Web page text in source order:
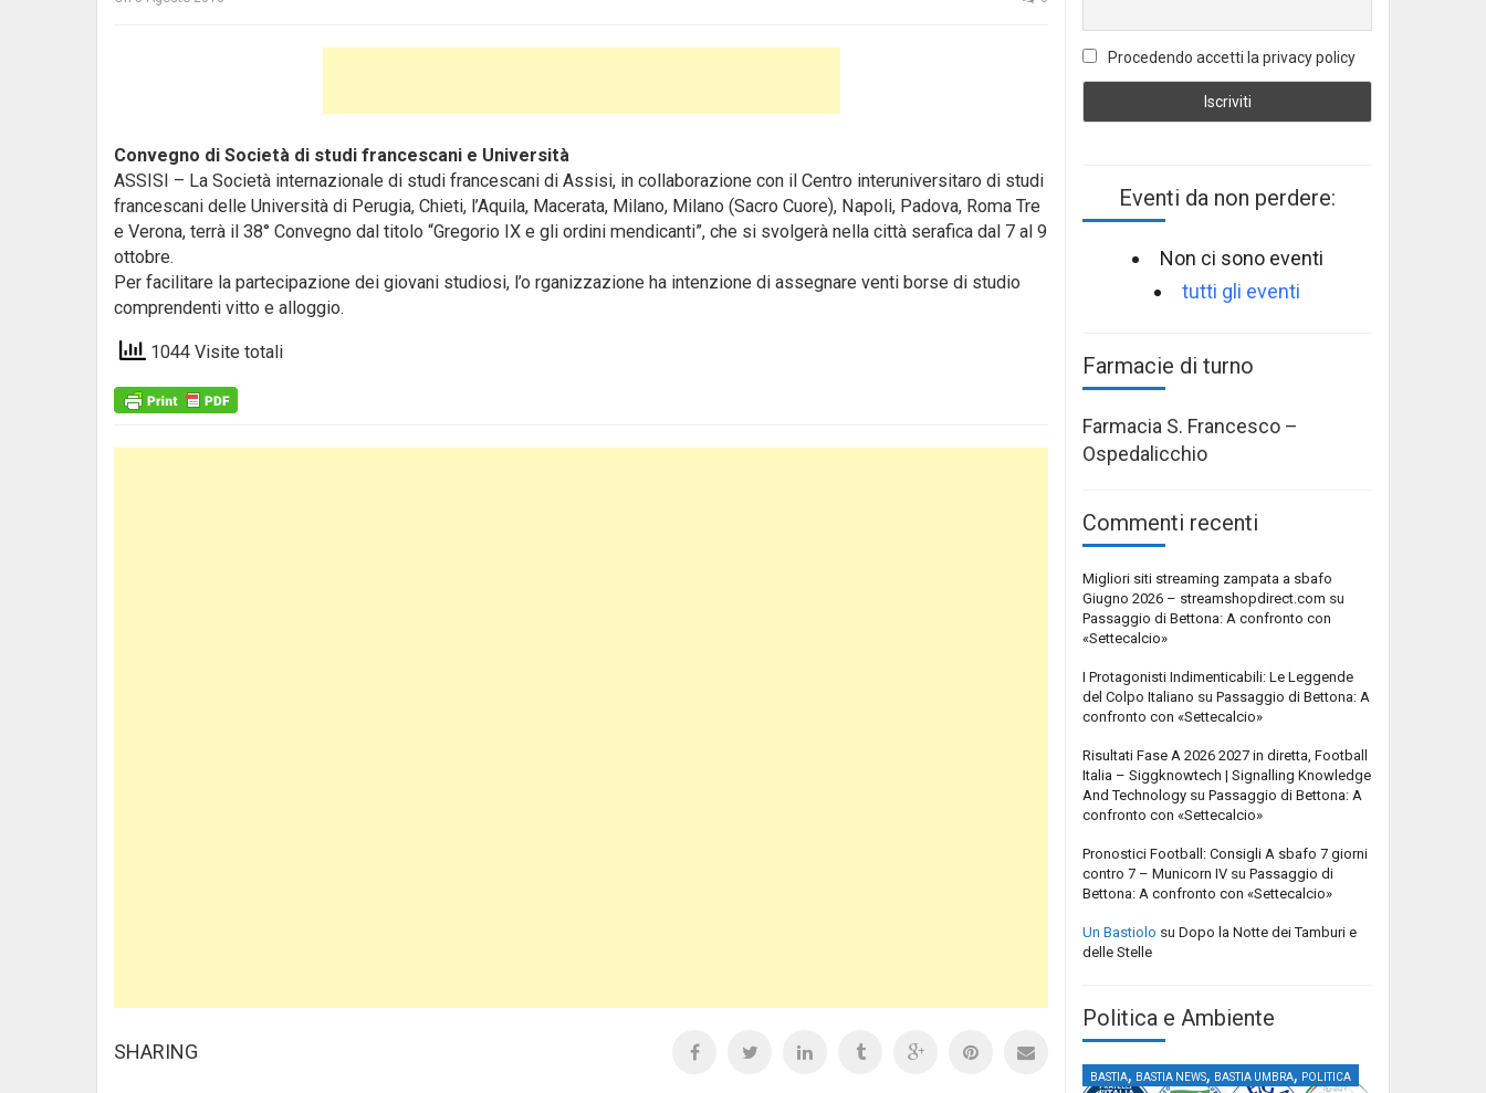
Convegno di Società di studi francescani e Università
ASSISI – La Società internazionale di studi francescani di Assisi, in collaborazione con il Centro interuniversitaro di studi
francescani delle Università di Perugia, Chieti, l’Aquila, Macerata, Milano, Milano (Sacro Cuore), Napoli, Padova, Roma Tre
e Verona, terrà il 38° Convegno dal titolo “Gregorio IX e gli ordini mendicanti”, che si svolgerà nella città serafica dal 7 al 9
ottobre.
Per facilitare la partecipazione dei giovani studiosi, l’o rganizzazione ha intenzione di assegnare venti borse di studio
comprendenti vitto e alloggio.
1044 Visite totali
SHARING
Procedendo accetti la privacy policy
Eventi da non perdere:
Non ci sono eventi
tutti gli eventi
Farmacie di turno
Farmacia S. Francesco –
Ospedalicchio
Commenti recenti
Migliori siti streaming zampata a sbafo
Giugno 2026 – streamshopdirect.com su
Passaggio di Bettona: A confronto con
«Settecalcio»
I Protagonisti Indimenticabili: Le Leggende
del Colpo Italiano su Passaggio di Bettona: A
confronto con «Settecalcio»
Risultati Fase A 2026 2027 in diretta, Football
Italia – Siggknowtech | Signalling Knowledge
And Technology su Passaggio di Bettona: A
confronto con «Settecalcio»
Pronostici Football: Consigli A sbafo 7 giorni
contro 7 – Municorn IV su Passaggio di
Bettona: A confronto con «Settecalcio»
Un Bastiolo su Dopo la Notte dei Tamburi e
delle Stelle
Politica e Ambiente
BASTIA, BASTIA NEWS, BASTIA UMBRA, POLITICA